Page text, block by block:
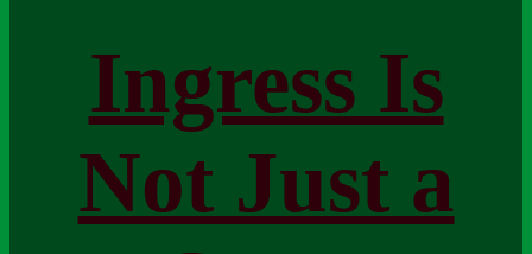
Ingress Is
Not Just a